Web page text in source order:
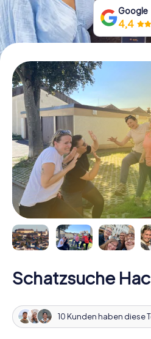
Google
4,4
Schatzsuche
10 Kunden haben diese